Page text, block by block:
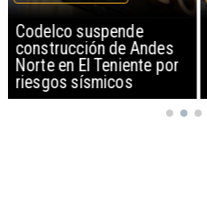
Codelco suspende
construcción de Andes
Norte en El Teniente por
riesgos sísmicos